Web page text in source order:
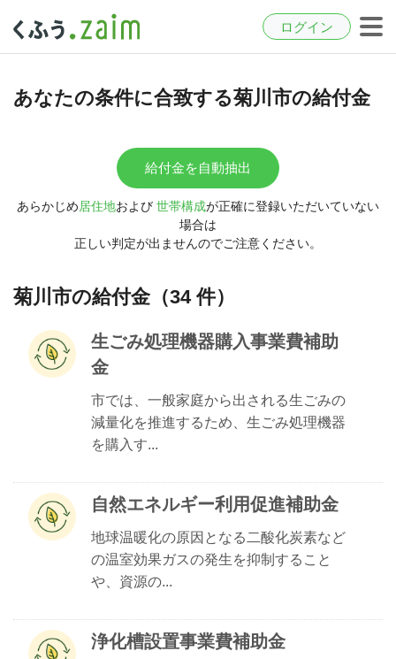
ログイン
あなたの条件に合致する菊川市の給付金
給付金を自動抽出
あらかじめ居住地および 世帯構成が正確に登録いただいていない
場合は
正しい判定が出ませんのでご注意ください。
菊川市の給付金（34 件）
生ごみ処理機器購入事業費補助
金
市では、一般家庭から出される生ごみの
減量化を推進するため、生ごみ処理機器
を購入す...
自然エネルギー利用促進補助金
地球温暖化の原因となる二酸化炭素など
の温室効果ガスの発生を抑制すること
や、資源の...
浄化槽設置事業費補助金